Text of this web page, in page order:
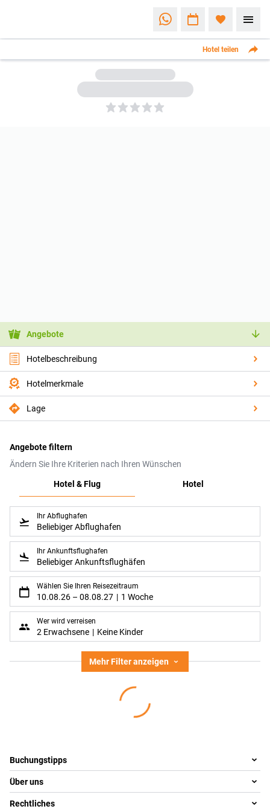
Hotel teilen
5
Angebote
Hotelbeschreibung
Hotelmerkmale
Lage
Angebote filtern
Ändern Sie Ihre Kriterien nach Ihren Wünschen
Hotel & Flug
Hotel
Ihr Abflughafen
Beliebiger Abflughafen
Ihr Ankunftsflughafen
Beliebiger Ankunftsflughäfen
Wählen Sie Ihren Reisezeitraum
10.08.26 – 08.08.27 1 Woche
Wer wird verreisen
2 Erwachsene Keine Kinder
Mehr Filter anzeigen
Footer navigation
Buchungstipps
Warum im Reisebüro buchen
Reisewelten
Über uns
Team
Rechtliches